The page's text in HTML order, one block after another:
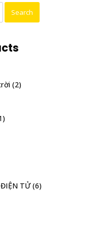
Search
(2)
ĐIỆN TỬ (6)